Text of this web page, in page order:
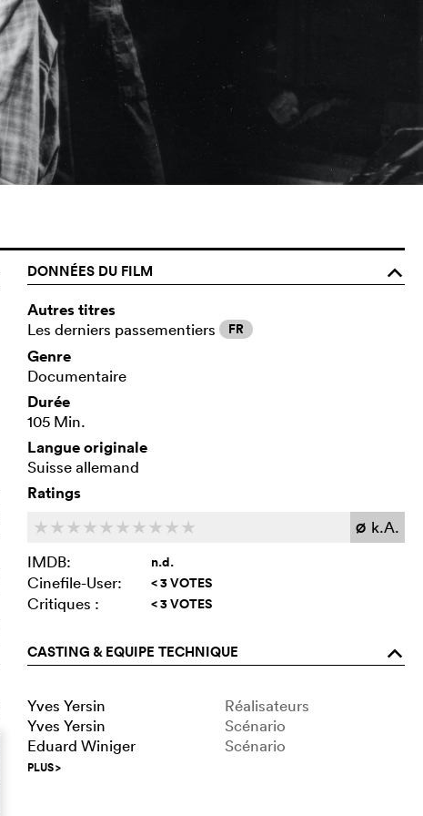
DONNÉES DU FILM
o
Autres titres
Les derniers passementiers FR
Genre
Documentaire
Durée
105 Min.
Langue originale
Suisse allemand
Ratings
c c c c c c c c c c Ø k.A.
IMDB:
n.d.
Cinefile-User: < 3 VOTES
Critiques : < 3 VOTES
CASTING & EQUIPE TECHNIQUE o
Yves Yersin
Réalisateurs
Yves Yersin
Scénario
Eduard Winiger
Scénario
PLUS>